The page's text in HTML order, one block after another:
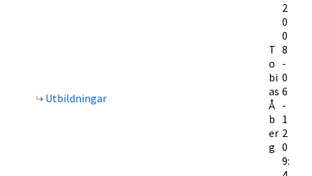
Utbildningar
T
o
bi
as
Å
b
er
g
2
0
0
8
-
0
6
-
1
2
0
9: